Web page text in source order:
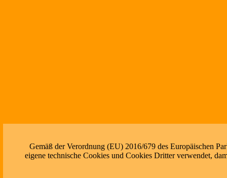
Gemäß der Verordnung (EU) 2016/679 des Europäischen
eigene technische Cookies und Cookies Dritter verwendet,